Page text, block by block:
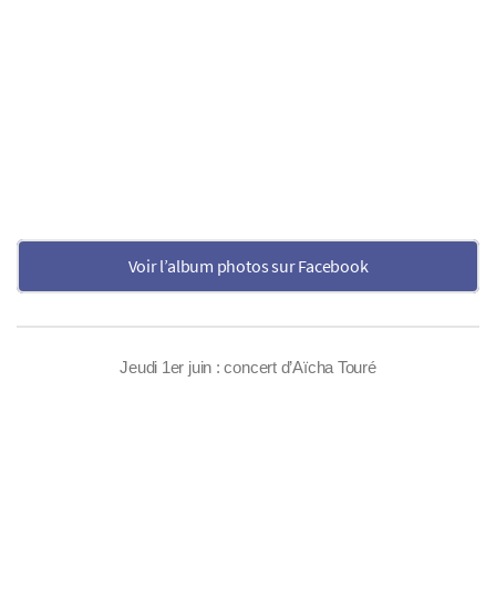
Voir l’album photos sur Facebook
Jeudi 1er juin : concert d’Aïcha Touré